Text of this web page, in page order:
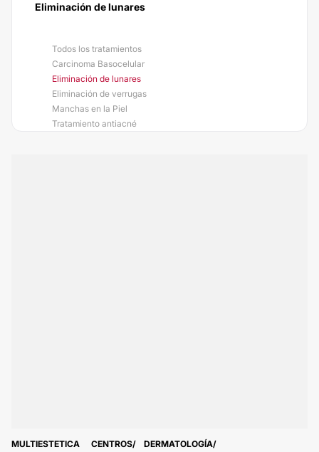
Eliminación de lunares
Todos los tratamientos
Carcinoma Basocelular
Eliminación de lunares
Eliminación de verrugas
Manchas en la Piel
Tratamiento antiacné
MULTIESTETICA CENTROS
DERMATOLOGÍA